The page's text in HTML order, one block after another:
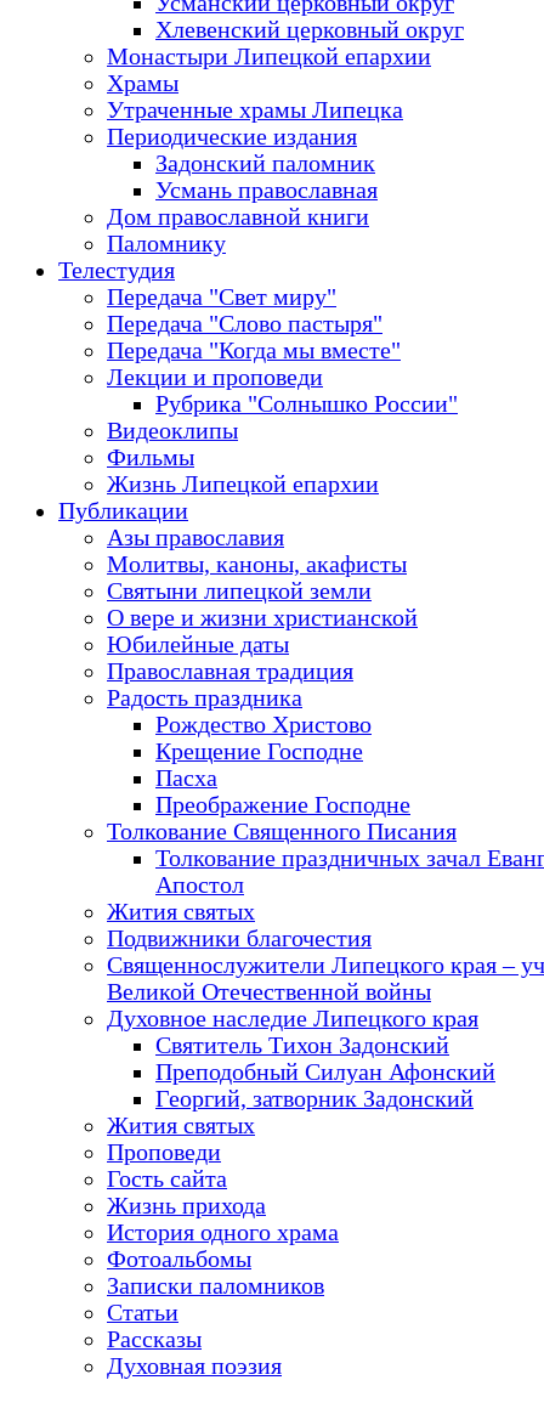
Хлевенский церковный округ
Монастыри Липецкой епархии
Храмы
Утраченные храмы Липецка
Периодические издания
Задонский паломник
Усмань православная
Дом православной книги
Паломнику
Телестудия
Передача "Свет миру"
Передача "Слово пастыря"
Передача "Когда мы вместе"
Лекции и проповеди
Рубрика "Солнышко России"
Видеоклипы
Фильмы
Жизнь Липецкой епархии
Публикации
Азы православия
Молитвы, каноны, акафисты
Святыни липецкой земли
О вере и жизни христианской
Юбилейные даты
Православная традиция
Радость праздника
Рождество Христово
Крещение Господне
Пасха
Преображение Господне
Толкование Священного Писания
Толкование праздничных зачал
Апостол
Жития святых
Подвижники благочестия
Священнослужители Липецкого края –
Великой Отечественной войны
Духовное наследие Липецкого края
Святитель Тихон Задонский
Преподобный Силуан Афонский
Георгий, затворник Задонский
Жития святых
Проповеди
Гость сайта
Жизнь прихода
История одного храма
Фотоальбомы
Записки паломников
Статьи
Рассказы
Духовная поэзия